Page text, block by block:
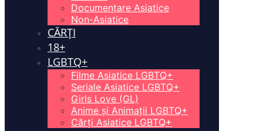
Documentare Asiatice
Non-Asiatice
CĂRȚI
18+
LGBTQ+
Filme Asiatice LGBTQ+
Seriale Asiatice LGBTQ+
Girls Love (GL)
Anime și Animații LGBTQ+
Cărți Asiatice LGBTQ+